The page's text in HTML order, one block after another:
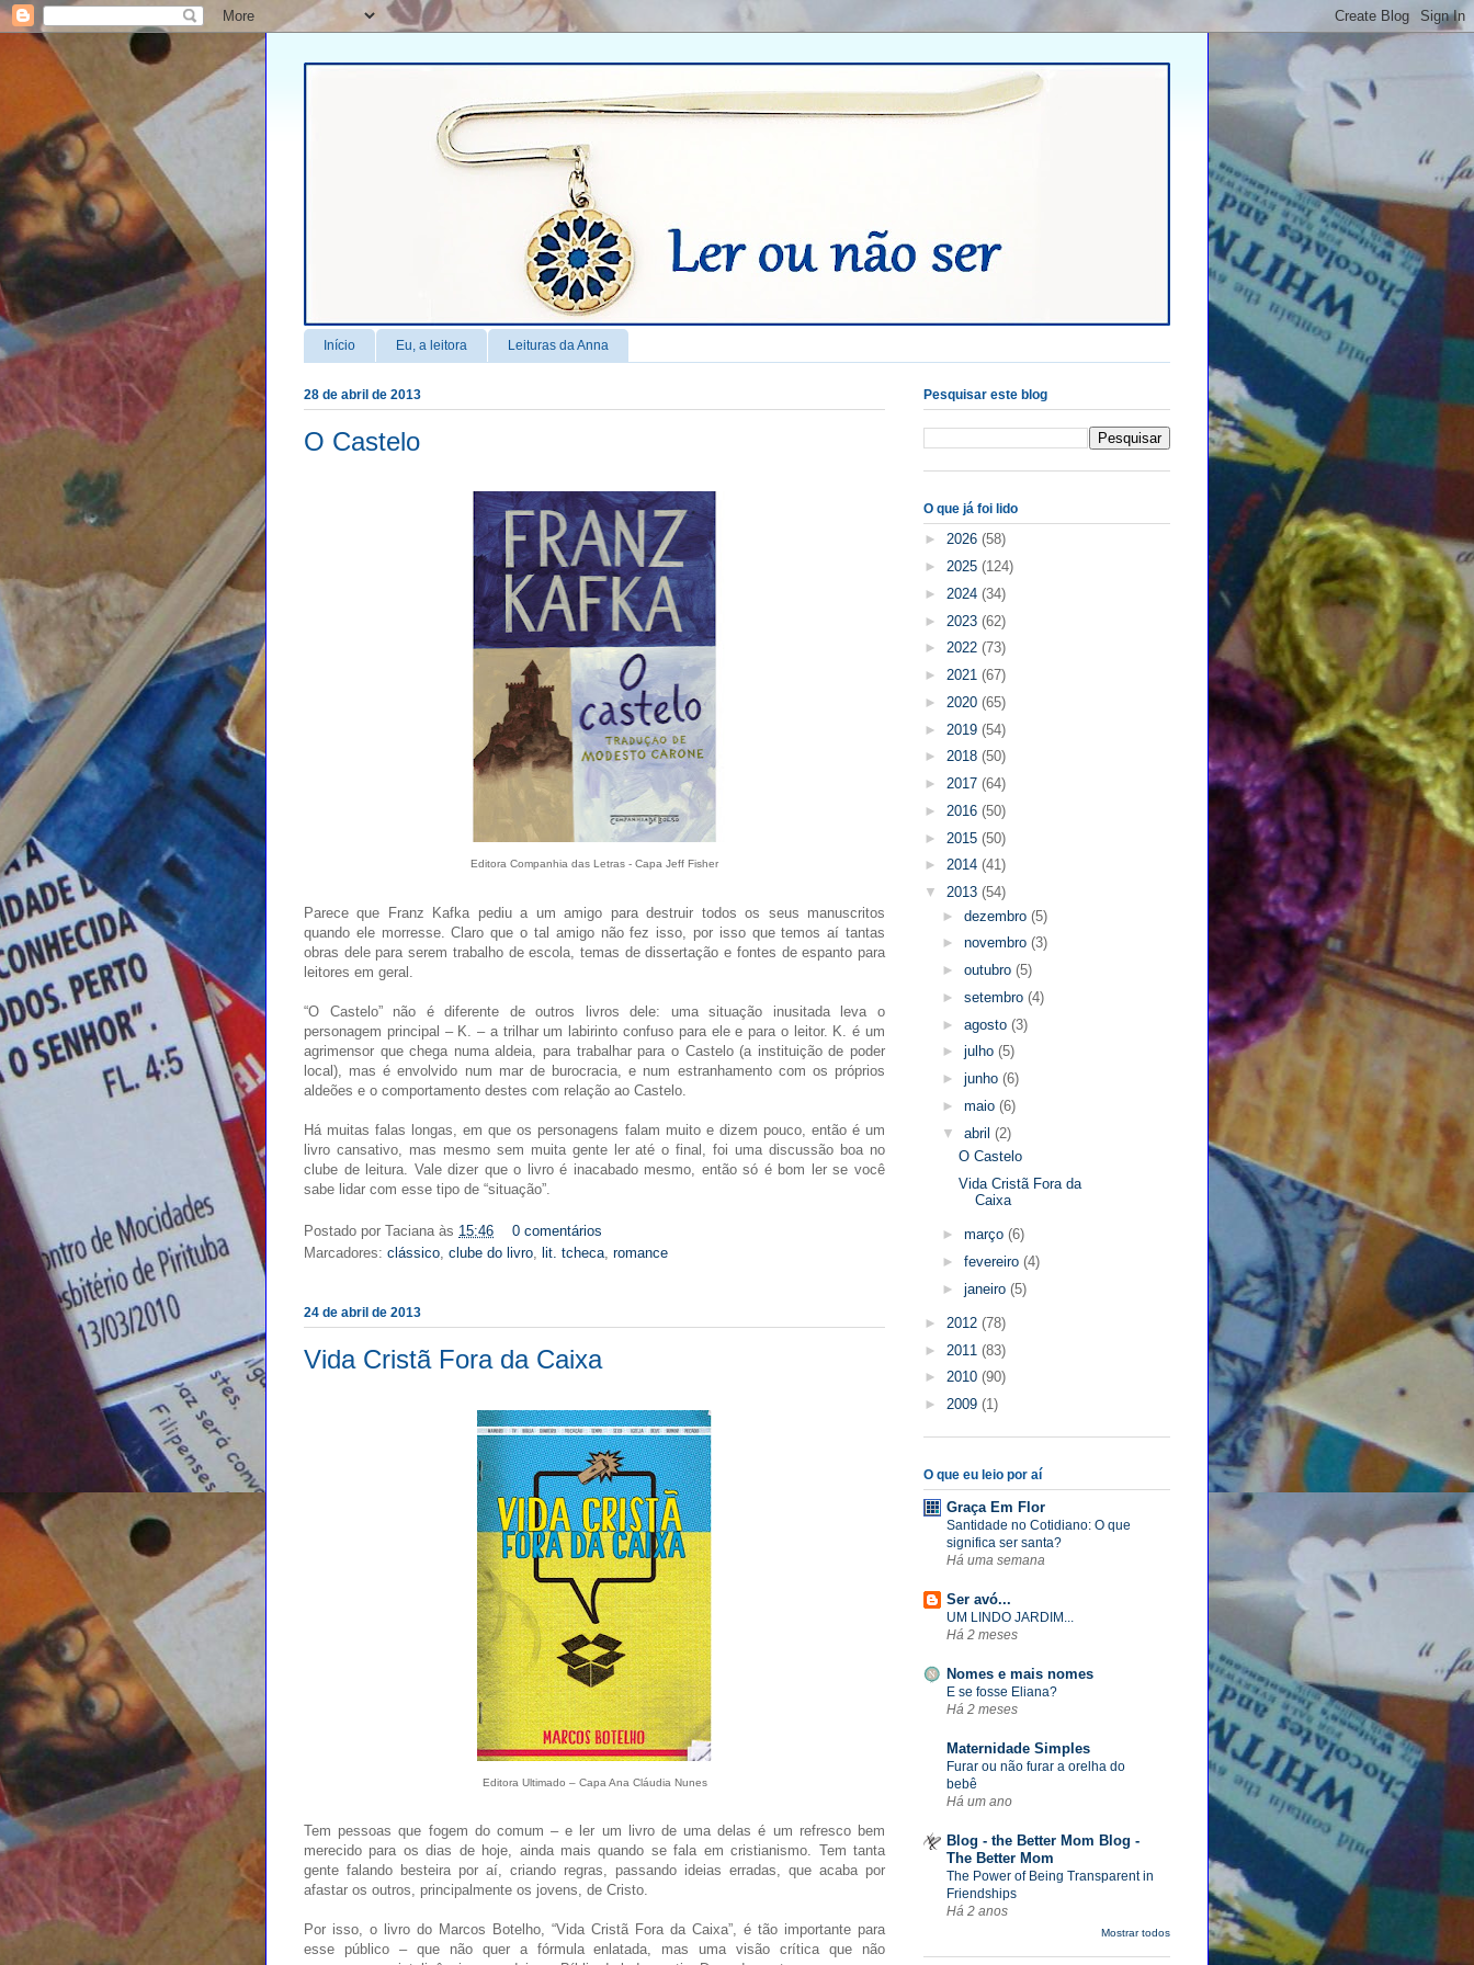
Início Eu, a leitora Leituras da Anna
28 de abril de 2013
O Castelo
Editora Companhia das Letras - Capa Jeff Fisher
Parece que Franz Kafka pediu a um amigo para destruir todos os seus manuscritos
quando ele morresse. Claro que o tal amigo não fez isso, por isso que temos aí tantas
obras dele para serem trabalho de escola, temas de dissertação e fontes de espanto para
leitores em geral.
“O Castelo” não é diferente de outros livros dele: uma situação inusitada leva o
personagem principal – K. – a trilhar um labirinto confuso para ele e para o leitor. K. é um
agrimensor que chega numa aldeia, para trabalhar para o Castelo (a instituição de poder
local), mas é envolvido num mar de burocracia, e num estranhamento com os próprios
aldeões e o comportamento destes com relação ao Castelo.
Há muitas falas longas, em que os personagens falam muito e dizem pouco, então é um
livro cansativo, mas mesmo sem muita gente ler até o final, foi uma discussão boa no
clube de leitura. Vale dizer que o livro é inacabado mesmo, então só é bom ler se você
sabe lidar com esse tipo de “situação”.
Postado por Taciana às 15:46
0 comentários
Marcadores: clássico, clube do livro, lit. tcheca, romance
24 de abril de 2013
Vida Cristã Fora da Caixa
Editora Ultimado – Capa Ana Cláudia Nunes
Tem pessoas que fogem do comum – e ler um livro de uma delas é um refresco bem
merecido para os dias de hoje, ainda mais quando se fala em cristianismo. Tem tanta
gente falando besteira por aí, criando regras, passando ideias erradas, que acaba por
afastar os outros, principalmente os jovens, de Cristo.
Por isso, o livro do Marcos Botelho, “Vida Cristã Fora da Caixa”, é tão importante para
esse público – que não quer a fórmula enlatada, mas uma visão crítica que não
Pesquisar este blog
O que já foi lido
► 2026 (58)
► 2025 (124)
► 2024 (34)
► 2023 (62)
► 2022 (73)
► 2021 (67)
► 2020 (65)
► 2019 (54)
► 2018 (50)
► 2017 (64)
► 2016 (50)
► 2015 (50)
► 2014 (41)
▼ 2013 (54)
► dezembro (5)
► novembro (3)
► outubro (5)
► setembro (4)
► agosto (3)
► julho (5)
► junho (6)
► maio (6)
▼ abril (2)
O Castelo
Vida Cristã Fora da
Caixa
► março (6)
► fevereiro (4)
► janeiro (5)
► 2012 (78)
► 2011 (83)
► 2010 (90)
► 2009 (1)
O que eu leio por aí
Graça Em Flor
Santidade no Cotidiano: O que
significa ser santa?
Há uma semana
Ser avó...
UM LINDO JARDIM...
Há 2 meses
Nomes e mais nomes
E se fosse Eliana?
Há 2 meses
Maternidade Simples
Furar ou não furar a orelha do
bebê
Há um ano
Blog - the Better Mom Blog -
The Better Mom
The Power of Being Transparent in
Friendships
Há 2 anos
Mostrar todos